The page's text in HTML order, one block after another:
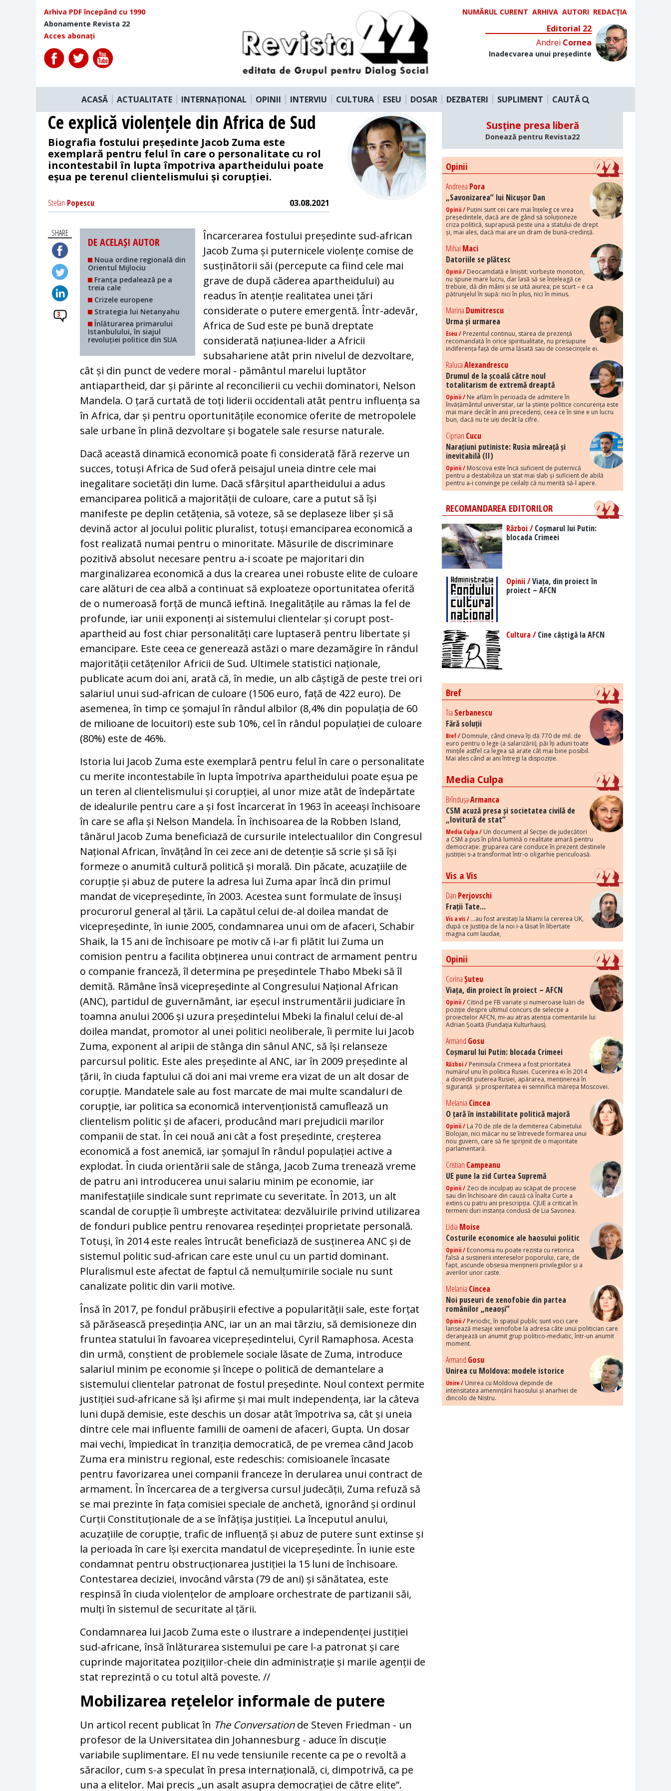
Arhiva PDF începând cu 1990
Abonamente Revista 22
Acces abonați
NUMĂRUL CURENT ARHIVA AUTORI REDACȚIA
Editorial 22
Andrei Cornea
Inadecvarea unui președinte
ACASĂ ACTUALITATE INTERNAȚIONAL OPINII INTERVIU CULTURA ESEU DOSAR DEZBATERI SUPLIMENT CAUTĂ
Ce explică violențele din Africa de Sud
Biografia fostului președinte Jacob Zuma este
exemplară pentru felul în care o personalitate cu rol
incontestabil în lupta împotriva apartheidului poate
eșua pe terenul clientelismului și corupției.
Stefan Popescu 03.08.2021
SHARE
3
DE ACELAȘI AUTOR
Noua ordine regională din
Orientul Mijlociu
Franța pedalează pe a
treia cale
Crizele europene
Strategia lui Netanyahu
Înlăturarea primarului
Istanbulului, în siajul
revoluției politice din SUA
Încarcerarea fostului președinte sud-african
Jacob Zuma și puternicele violențe comise de
susținătorii săi (percepute ca fiind cele mai
grave de după căderea apartheidului) au
readus în atenție realitatea unei țări
considerate o putere emergentă. Într-adevăr,
Africa de Sud este pe bună dreptate
considerată națiunea-lider a Africii
subsahariene atât prin nivelul de dezvoltare,
cât și din punct de vedere moral - pământul marelui luptător
antiapartheid, dar și părinte al reconcilierii cu vechii dominatori, Nelson
Mandela. O țară curtată de toți liderii occidentali atât pentru influența sa
în Africa, dar și pentru oportunitățile economice oferite de metropolele
sale urbane în plină dezvoltare și bogatele sale resurse naturale.
Dacă această dinamică economică poate fi considerată fără rezerve un
succes, totuși Africa de Sud oferă peisajul uneia dintre cele mai
inegalitare societăți din lume. Dacă sfârșitul apartheidului a adus
emanciparea politică a majorității de culoare, care a putut să își
manifeste pe deplin cetățenia, să voteze, să se deplaseze liber și să
devină actor al jocului politic pluralist, totuși emanciparea economică a
fost realizată numai pentru o minoritate. Măsurile de discriminare
pozitivă absolut necesare pentru a-i scoate pe majoritari din
marginalizarea economică a dus la crearea unei robuste elite de culoare
care alături de cea albă a continuat să exploateze oportunitatea oferită
de o numeroasă forță de muncă ieftină. Inegalitățile au rămas la fel de
profunde, iar unii exponenți ai sistemului clientelar și corupt post-
apartheid au fost chiar personalități care luptaseră pentru libertate și
emancipare. Este ceea ce generează astăzi o mare dezamăgire în rândul
majorității cetățenilor Africii de Sud. Ultimele statistici naționale,
publicate acum doi ani, arată că, în medie, un alb câștigă de peste trei ori
salariul unui sud-african de culoare (1506 euro, față de 422 euro). De
asemenea, în timp ce șomajul în rândul albilor (8,4% din populația de 60
de milioane de locuitori) este sub 10%, cel în rândul populației de culoare
(80%) este de 46%.
Istoria lui Jacob Zuma este exemplară pentru felul în care o personalitate
cu merite incontestabile în lupta împotriva apartheidului poate eșua pe
un teren al clientelismului și corupției, al unor mize atât de îndepărtate
de idealurile pentru care a și fost încarcerat în 1963 în aceeași închisoare
în care se afla și Nelson Mandela. În închisoarea de la Robben Island,
tânărul Jacob Zuma beneficiază de cursurile intelectualilor din Congresul
Național African, învățând în cei zece ani de detenție să scrie și să își
formeze o anumită cultură politică și morală. Din păcate, acuzațiile de
corupție și abuz de putere la adresa lui Zuma apar încă din primul
mandat de vicepreședinte, în 2003. Acestea sunt formulate de însuși
procurorul general al țării. La capătul celui de-al doilea mandat de
vicepreședinte, în iunie 2005, condamnarea unui om de afaceri, Schabir
Shaik, la 15 ani de închisoare pe motiv că i-ar fi plătit lui Zuma un
comision pentru a facilita obținerea unui contract de armament pentru
o companie franceză, îl determina pe președintele Thabo Mbeki să îl
demită. Rămâne însă vicepreședinte al Congresului Național African
(ANC), partidul de guvernământ, iar eșecul instrumentării judiciare în
toamna anului 2006 și uzura președintelui Mbeki la finalul celui de-al
doilea mandat, promotor al unei politici neoliberale, îi permite lui Jacob
Zuma, exponent al aripii de stânga din sânul ANC, să își relanseze
parcursul politic. Este ales președinte al ANC, iar în 2009 președinte al
țării, în ciuda faptului că doi ani mai vreme era vizat de un alt dosar de
corupție. Mandatele sale au fost marcate de mai multe scandaluri de
corupție, iar politica sa economică intervenționistă camuflează un
clientelism politic și de afaceri, producând mari prejudicii marilor
companii de stat. În cei nouă ani cât a fost președinte, creșterea
economică a fost anemică, iar șomajul în rândul populației active a
explodat. În ciuda orientării sale de stânga, Jacob Zuma trenează vreme
de patru ani introducerea unui salariu minim pe economie, iar
manifestațiile sindicale sunt reprimate cu severitate. În 2013, un alt
scandal de corupție îi umbrește activitatea: dezvăluirile privind utilizarea
de fonduri publice pentru renovarea reședinței proprietate personală.
Totuși, în 2014 este reales întrucât beneficiază de susținerea ANC și de
sistemul politic sud-african care este unul cu un partid dominant.
Pluralismul este afectat de faptul că nemulțumirile sociale nu sunt
canalizate politic din varii motive.
Însă în 2017, pe fondul prăbușirii efective a popularității sale, este forțat
să părăsească președinția ANC, iar un an mai târziu, să demisioneze din
fruntea statului în favoarea vicepreședintelui, Cyril Ramaphosa. Acesta
din urmă, conștient de problemele sociale lăsate de Zuma, introduce
salariul minim pe economie și începe o politică de demantelare a
sistemului clientelar patronat de fostul președinte. Noul context permite
justiției sud-africane să își afirme și mai mult independența, iar la câteva
luni după demisie, este deschis un dosar atât împotriva sa, cât și uneia
dintre cele mai influente familii de oameni de afaceri, Gupta. Un dosar
mai vechi, împiedicat în tranziția democratică, de pe vremea când Jacob
Zuma era ministru regional, este redeschis: comisioanele încasate
pentru favorizarea unei companii franceze în derularea unui contract de
armament. În încercarea de a tergiversa cursul judecății, Zuma refuză să
se mai prezinte în fața comisiei speciale de anchetă, ignorând și ordinul
Curții Constituționale de a se înfățișa justiției. La începutul anului,
acuzațiile de corupție, trafic de influență și abuz de putere sunt extinse și
la perioada în care își exercita mandatul de vicepreședinte. În iunie este
condamnat pentru obstrucționarea justiției la 15 luni de închisoare.
Contestarea deciziei, invocând vârsta (79 de ani) și sănătatea, este
respinsă în ciuda violențelor de amploare orchestrate de partizanii săi,
mulți în sistemul de securitate al țării.
Condamnarea lui Jacob Zuma este o ilustrare a independenței justiției
sud-africane, însă înlăturarea sistemului pe care l-a patronat și care
cuprinde majoritatea pozițiilor-cheie din administrație și marile agenții de
stat reprezintă o cu totul altă poveste. //
Mobilizarea rețelelor informale de putere
Un articol recent publicat în The Conversationde Steven Friedman - un
profesor de la Universitatea din Johannesburg - aduce în discuție
variabile suplimentare. El nu vede tensiunile recente ca pe o revoltă a
săracilor, cum s-a speculat în presa internațională, ci, dimpotrivă, ca pe
una a elitelor. Mai precis „un asalt asupra democrației de către elite”.
Susține presa liberă
Donează pentru Revista22
Opinii
Andreea Pora
„Savonizarea” lui Nicușor Dan
Opinii / Puțini sunt cei care mai înțeleg ce vrea
președintele, dacă are de gând să soluționeze
criza politică, suprapusă peste una a statului de drept
și, mai ales, dacă mai are un dram de bună-credință.
Mihai Maci
Datoriile se plătesc
Opinii / Deocamdată e liniștit: vorbește monoton,
nu spune mare lucru, dar lasă să se înțeleagă ce
trebuie, dă din mâini și se uită aiurea; pe scurt – e ca
pătrunjelul în supă: nici în plus, nici în minus.
Marina Dumitrescu
Urma și urmarea
Eseu / Prezentul continuu, starea de prezență
recomandată în orice spiritualitate, nu presupune
indiferența față de urma lăsată sau de consecințele ei.
RalucaAlexandrescu
Drumul de la școală către noul
totalitarism de extremă dreaptă
Opinii / Ne aflăm în perioada de admitere în
învățământul universitar, iar la științe politice concurența este
mai mare decât în anii precedenți, ceea ce în sine e un lucru
bun, dacă nu te uiți decât la cifre.
Ciprian Cucu
Narațiuni putiniste: Rusia măreață și
inevitabilă (II)
Opinii / Moscova este încă suficient de puternică
pentru a destabiliza un stat mai slab și suficient de abilă
pentru a-i convinge pe ceilalți că nu merită să-l apere.
RECOMANDAREA EDITORILOR
Război /Coșmarul lui Putin:
blocada Crimeei
Opinii /Viața, din proiect în
proiect – AFCN
Cultura /Cine câștigă la AFCN
Bref
Tia Serbanescu
Fără soluții
Bref / Domnule, când cineva îți dă 770 de mil. de
euro pentru o lege (a salarizării), păi îți aduni toate
mințile astfel ca legea să arate cât mai bine posibil.
Mai ales când ai ani întregi la dispoziție.
Media Culpa
BrîndușaArmanca
CSM acuză presa și societatea civilă de
„lovitură de stat”
Media Culpa / Un document al Secției de judecători
a CSM a pus în plină lumină o realitate amară pentru
democrație: gruparea care conduce în prezent destinele
justiției s-a transformat într-o oligarhie periculoasă.
Vis a Vis
Dan Perjovschi
Frații Tate...
Vis a vis / ...au fost arestați la Miami la cererea UK,
după ce Justiția de la noi i-a lăsat în libertate
magna cum laudae,
Opinii
CorinaȘuteu
Viața, din proiect în proiect – AFCN
Opinii / Citind pe FB variate și numeroase luări de
poziție despre ultimul concurs de selecție a
proiectelor AFCN, mi-au atras atenția comentariile lui
Adrian Șoaită (Fundația Kulturhaus).
Armand Gosu
Coșmarul lui Putin: blocada Crimeei
Război / Peninsula Crimeea a fost prioritatea
numărul unu în politica Rusiei. Cucerirea ei în 2014
a dovedit puterea Rusiei, apărarea, menținerea în
siguranță și prosperitatea ei semnifică măreția Moscovei.
Melania Cincea
O țară în instabilitate politică majoră
Opinii / La 70 de zile de la demiterea Cabinetului
Bolojan, nici măcar nu se întrevede formarea unui
nou guvern, care să fie sprijinit de o majoritate
parlamentară.
Cristian Campeanu
UE pune la zid Curtea Supremă
Opinii / Zeci de inculpați au scăpat de procese
sau din închisoare din cauză că Înalta Curte a
extins cu patru ani prescripția. CJUE a criticat în
termeni duri instanța condusă de Lia Savonea.
Lidia Moise
Costurile economice ale haosului politic
Opinii / Economia nu poate rezista cu retorica
falsă a susținerii intereselor poporului, care, de
fapt, ascunde obsesia menținerii privilegiilor și a
averilor unor caste.
Melania Cincea
Noi puseuri de xenofobie din partea
românilor „neaoși”
Opinii / Periodic, în spațiul public sunt voci care
lansează mesaje xenofobe la adresa câte unui politician care
deranjează un anumit grup politico-mediatic, într-un anumit
moment.
Armand Gosu
Unirea cu Moldova: modele istorice
Unire / Unirea cu Moldova depinde de
intensitatea amenințării haosului și anarhiei de
dincolo de Nistru.